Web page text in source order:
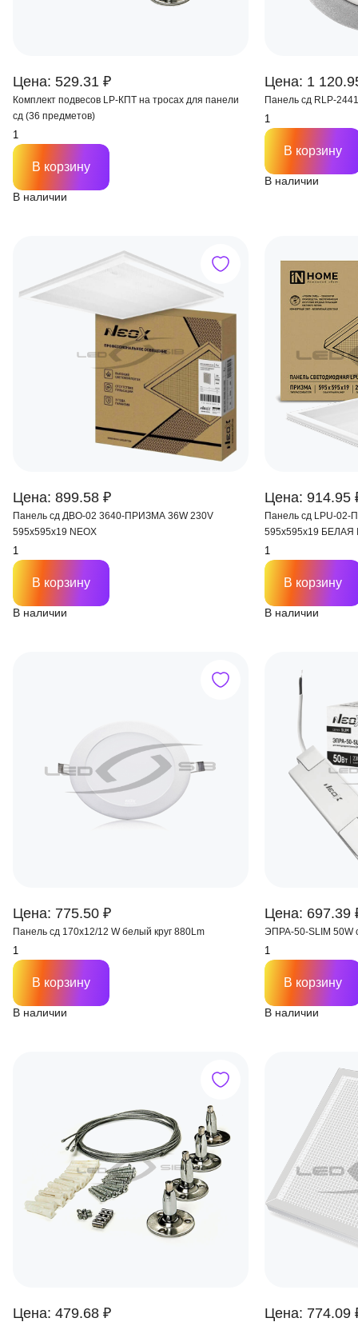
Цена: 529.31 ₽
Комплект подвесов LP-КПТ на тросах для панели
сд (36 предметов)
В наличии
В корзину
Цена: 1
Панель сд RLP-
В наличии
В корзину
Цена: 899.58 ₽
Панель сд ДВО-02 3640-ПРИЗМА 36W 230V
595х595х19 NEOX
В наличии
В корзину
Цена: 914.95
Панель сд LPU-
595х595х19 БЕЛАЯ
В наличии
В корзину
Цена: 775.50 ₽
Панель сд 170х12/12 W белый круг 880Lm
В наличии
В корзину
Цена: 697.39
ЭПРА-50-SLIM 50W
В наличии
В корзину
Цена: 479.68 ₽ Цена: 774.09